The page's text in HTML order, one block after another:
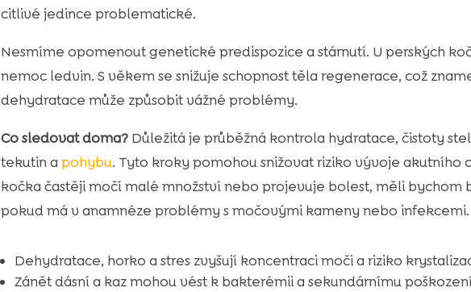
citlivé jedince problematické.
Nesmíme opomenout genetické predispozice a stárnutí. U perských
nemoc ledvin. S věkem se snižuje schopnost těla regenerace, což
dehydratace může způsobit vážné problémy.
Co sledovat doma?Důležitá je průběžná kontrola hydratace, čistoty
tekutin a pohybu. Tyto kroky pomohou snižovat riziko vývoje akutního
kočka častěji močí malé množství nebo projevuje bolest, měli bychom
pokud má v anamnéze problémy s močovými kameny nebo infekcemi.
Dehydratace, horko a stres zvyšují koncentraci moči a riziko
Zánět dásní a kaz mohou vést k bakterémii a sekundárnímu